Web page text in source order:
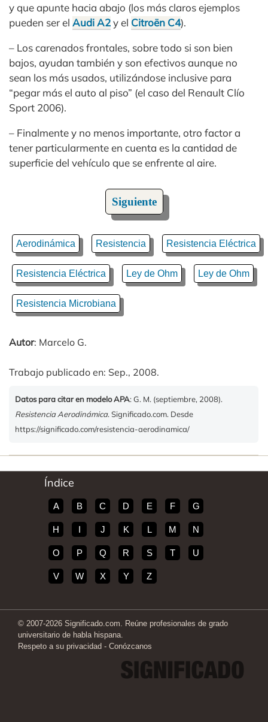
y que apunte hacia abajo (los más claros ejemplos
pueden ser el Audi A2y el Citroën C4).
– Los carenados frontales, sobre todo si son bien
bajos, ayudan también y son efectivos aunque no
sean los más usados, utilizándose inclusive para
“pegar más el auto al piso” (el caso del Renault Clío
Sport 2006).
– Finalmente y no menos importante, otro factor a
tener particularmente en cuenta es la cantidad de
superficie del vehículo que se enfrente al aire.
Siguiente
Aerodinámica Resistencia Resistencia Eléctrica
Resistencia Eléctrica Ley de Ohm Ley de Ohm
Resistencia Microbiana
Autor: Marcelo G.
Trabajo publicado en: Sep., 2008.
Datos para citar en modelo APA: G. M. (septiembre, 2008).
Resistencia Aerodinámica. Significado.com. Desde
https://significado.com/resistencia-aerodinamica/
Índice
A B C D E F G
H I J K L M N
O P Q R S T U
V W X Y Z
© 2007-2026 Significado.com. Reúne profesionales de grado
universitario de habla hispana.
Respeto a su privacidad - Conózcanos